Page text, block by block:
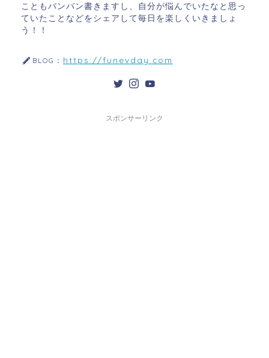
こともバンバン書きますし、自分が悩んでいたなと思っ
ていたことなどをシェアして毎日を楽しくいきましょ
う！！
BLOG： https://funevday.com
スポンサーリンク